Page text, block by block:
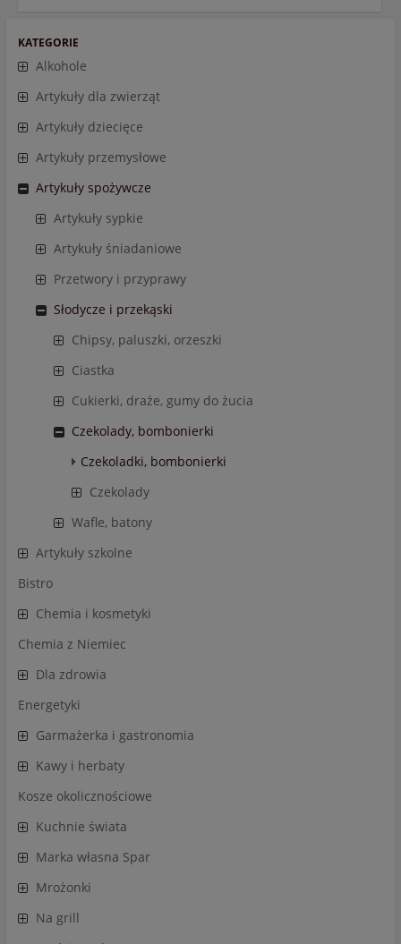
KATEGORIE
Alkohole
Artykuły dla zwierząt
Artykuły dziecięce
Artykuły przemysłowe
Artykuły spożywcze
Artykuły sypkie
Artykuły śniadaniowe
Przetwory i przyprawy
Słodycze i przekąski
Chipsy, paluszki, orzeszki
Ciastka
Cukierki, draże, gumy do żucia
Czekolady, bombonierki
Czekoladki, bombonierki
Czekolady
Wafle, batony
Artykuły szkolne
Bistro
Chemia i kosmetyki
Chemia z Niemiec
Dla zdrowia
Energetyki
Garmażerka i gastronomia
Kawy i herbaty
Kosze okolicznościowe
Kuchnie świata
Marka własna Spar
Mrożonki
Na grill